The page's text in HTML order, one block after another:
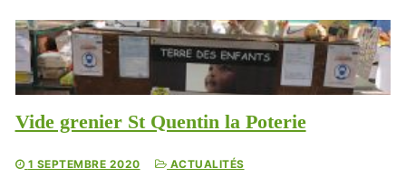
Vide grenier St Quentin la Poterie
1 SEPTEMBRE 2020 ACTUALITÉS
Lecteur
vidéo